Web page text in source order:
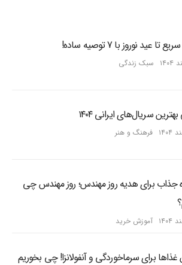
تا عید نوروز با 7 توصیه ساده!
سبک زندگی
سریال‌های ایرانی ۱۴۰۴
فرهنگ و هنر
جذاب برای هدیه روز مهندس؛ روز مهندس چی
آموزش خرید
غذاها برای سرماخوردگی و آنفولانزا! چی بخوریم